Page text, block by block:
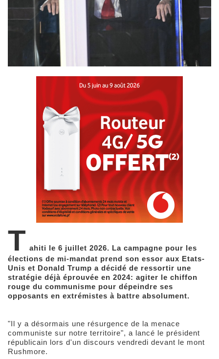
T ahiti le 6 juillet 2026. La campagne pour les
élections de mi-mandat prend son essor aux Etats-
Unis et Donald Trump a décidé de ressortir une
stratégie déjà éprouvée en 2024: agiter le chiffon
rouge du communisme pour dépeindre ses
opposants en extrémistes à battre absolument.
"Il y a désormais une résurgence de la menace
communiste sur notre territoire", a lancé le président
républicain lors d'un discours vendredi devant le mont
Rushmore.